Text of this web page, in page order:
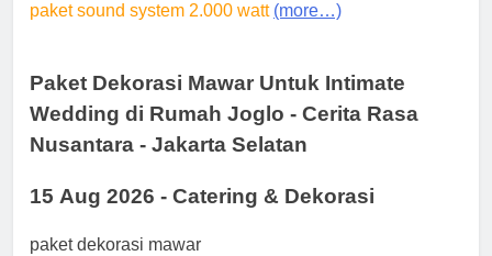
paket sound system 2.000 watt (more…)
Paket Dekorasi Mawar Untuk Intimate
Wedding di Rumah Joglo - Cerita Rasa
Nusantara - Jakarta Selatan
15 Aug 2026 - Catering & Dekorasi
paket dekorasi mawar